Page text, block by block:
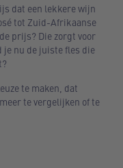
dat een lekkere wijn
tot Zuid-Afrikaanse
prijs? Die zorgt voor
je nu de juiste fles die
te maken, dat
te vergelijken of te